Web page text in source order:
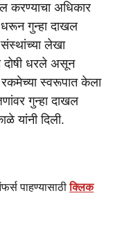
करण्याचा अधिकार
धरून गुन्हा दाखल
संस्थांच्या लेखा
दोषी धरले असून
रकमेच्या स्वरूपात केला
गुन्हा दाखल
यांनी दिली.
पाहण्यासाठीक्लिक